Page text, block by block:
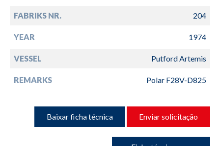
FABRIKS NR. 204
YEAR 1974
VESSEL Putford Artemis
REMARKS Polar F28V-D825
Baixar ficha técnica Enviar solicitação